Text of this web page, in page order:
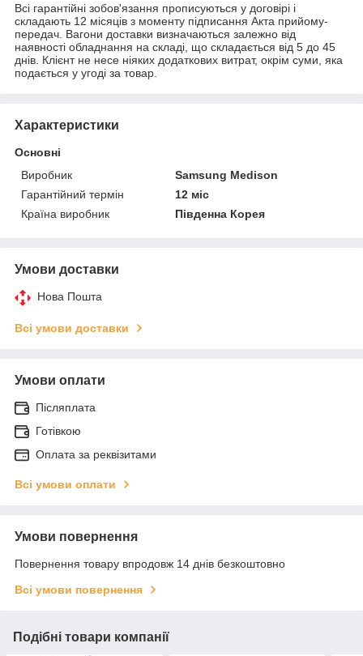
Всі гарантійні зобов'язання прописуються у договірі і
складають 12 місяців з моменту підписання Акта прийому-
передач. Вагони доставки визначаються залежно від
наявності обладнання на складі, що складається від 5 до 45
днів. Клієнт не несе ніяких додаткових витрат, окрім суми, яка
подається у угоді за товар.
Характеристики
Основні
Виробник
Samsung Medison
Гарантійний термін
12 міс
Країна виробник
Південна Корея
Умови доставки
Нова Пошта
Всі умови доставки
Умови оплати
Післяплата
Готівкою
Оплата за реквізитами
Всі умови оплати
Умови повернення
Повернення товару впродовж 14 днів безкоштовно
Всі умови повернення
Подібні товари компанії